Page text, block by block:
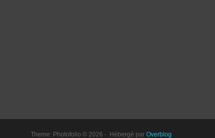
Theme: Photofolio © 2026 - Hébergé par Overblog